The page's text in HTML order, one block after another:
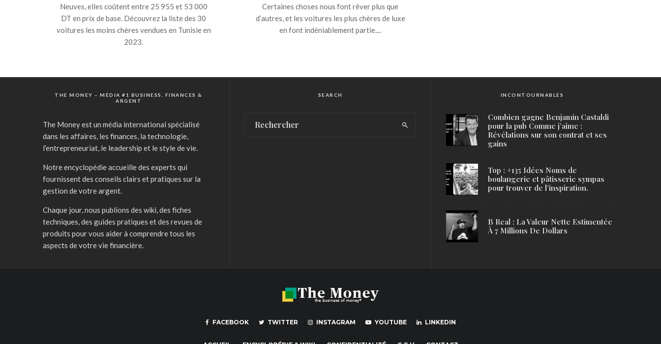
Neuves, elles coûtent entre 25 955 et 53 000
DT en prix de base. Découvrez la liste des 30
voitures les moins chères vendues en Tunisie en
2023.
Certaines choses nous font rêver plus que
d’autres, et les voitures les plus chères de luxe
en font indéniablement partie....
THE MONEY – MÉDIA #1 BUSINESS, FINANCES &
ARGENT
The Money est un média international spécialisé
dans les affaires, les finances, la technologie,
l’entrepreneuriat, le leadership et le style de vie.
Notre encyclopédie accueille des experts qui
fournissent des conseils clairs et pratiques sur la
gestion de votre argent.
Chaque jour, nous publions des wiki, des fiches
techniques, des guides pratiques et des revues de
produits pour vous aider à comprendre tous les
aspects de votre vie financière.
SEARCH INCONTOURNABLES
Combien gagne Benjamin Castaldi
pour la pub Comme j’aime :
Révélations sur son contrat et ses
gains
Top : +135 Idées Noms de
boulangerie et pâtisserie sympas
pour trouver de l’inspiration.
B Real : La Valeur Nette Estimentée
À 7 Millions De Dollars
FACEBOOK TWITTER INSTAGRAM YOUTUBE LINKEDIN